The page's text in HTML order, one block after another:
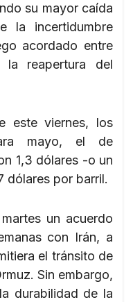
su mayor caída
la incertidumbre
acordado entre
reapertura del
este viernes, los
mayo, el de
1,3 dólares -o un
dólares por barril.
un acuerdo
con Irán, a
el tránsito de
Sin embargo,
durabilidad de la